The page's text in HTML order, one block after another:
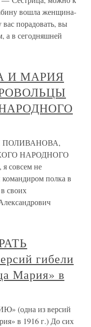
вошла женщина-
порадовать, вы
а в сегодняшней
И МАРИЯ
НАРОДНОГО
совсем не
командиром полка в
своих
гибели
Мария» в
(одна из версий
в 1916 г.) До сих